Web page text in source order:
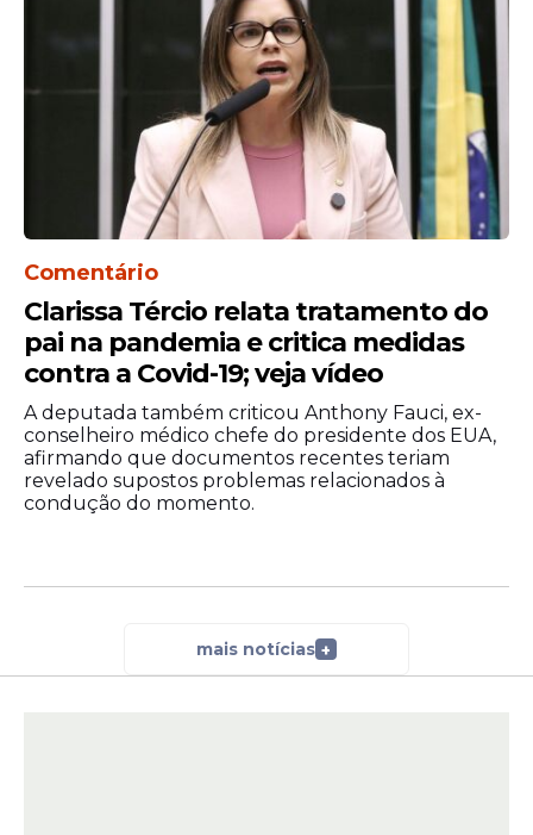
Comentário
Clarissa Tércio relata tratamento do
pai na pandemia e critica medidas
contra a Covid-19; veja vídeo
A deputada também criticou Anthony Fauci, ex-
conselheiro médico chefe do presidente dos EUA,
afirmando que documentos recentes teriam
revelado supostos problemas relacionados à
condução do momento.
mais notícias +